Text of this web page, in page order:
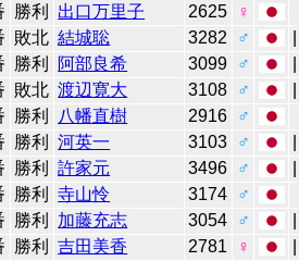
勝利 出口万里子 2625
♀
敗北 結城聡 3282 ♂
勝利 阿部良希 3099 ♂
敗北 渡辺寛大 3108 ♂
勝利 八幡直樹 2916
♂
勝利 河英一 3103 ♂
勝利 許家元 3496 ♂
勝利 寺山怜 3174
♂
勝利 加藤充志 3054 ♂
勝利 吉田美香 2781 ♀